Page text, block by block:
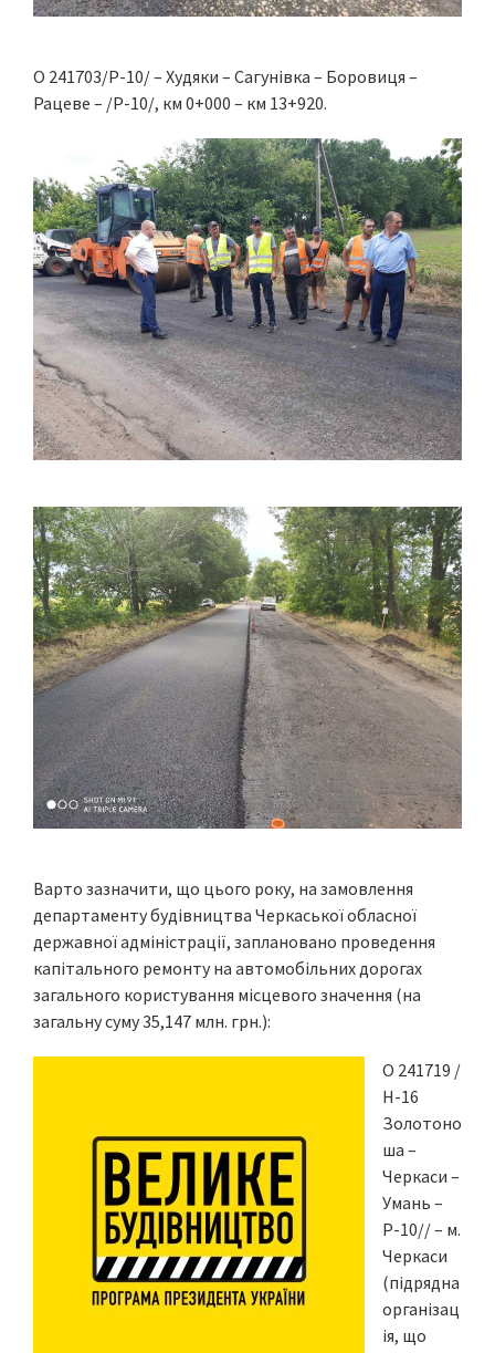
О 241703/Р-10/ – Худяки – Сагунівка – Боровиця –
Рацеве – /Р-10/, км 0+000 – км 13+920.
Варто зазначити, що цього року, на замовлення
департаменту будівництва Черкаської обласної
державної адміністрації, заплановано проведення
капітального ремонту на автомобільних дорогах
загального користування місцевого значення (на
загальну суму 35,147 млн. грн.):
О 241719 /
Н-16
Золотоно
ша –
Черкаси –
Умань –
Р-10// – м.
Черкаси
(підрядна
організац
ія, що